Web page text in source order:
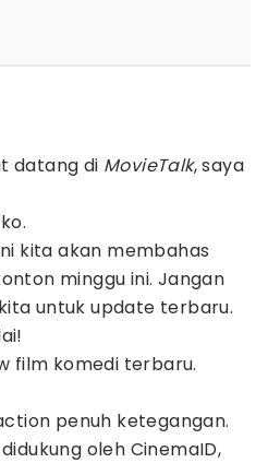
datang di MovieTalk, saya
kita akan membahas
minggu ini. Jangan
untuk update terbaru.
film komedi terbaru.
penuh ketegangan.
oleh CinemaID,